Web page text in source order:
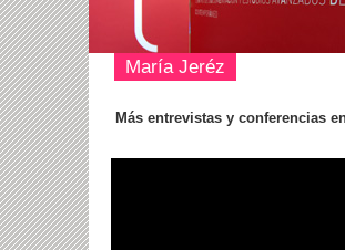
María Jeréz
Más entrevistas y conferencias